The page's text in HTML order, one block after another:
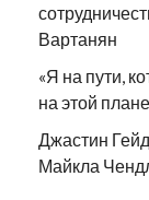
Вартанян
«Я на пути,
на этой
Джастин
Майкла